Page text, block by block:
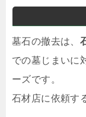
墓石の撤去は、
での墓じまいに
ーズです。
石材店に依頼す